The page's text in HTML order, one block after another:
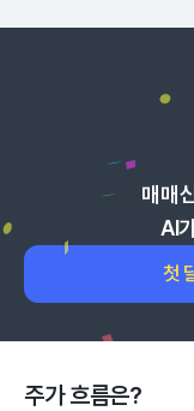
매매
AI
첫
주가 흐름은?